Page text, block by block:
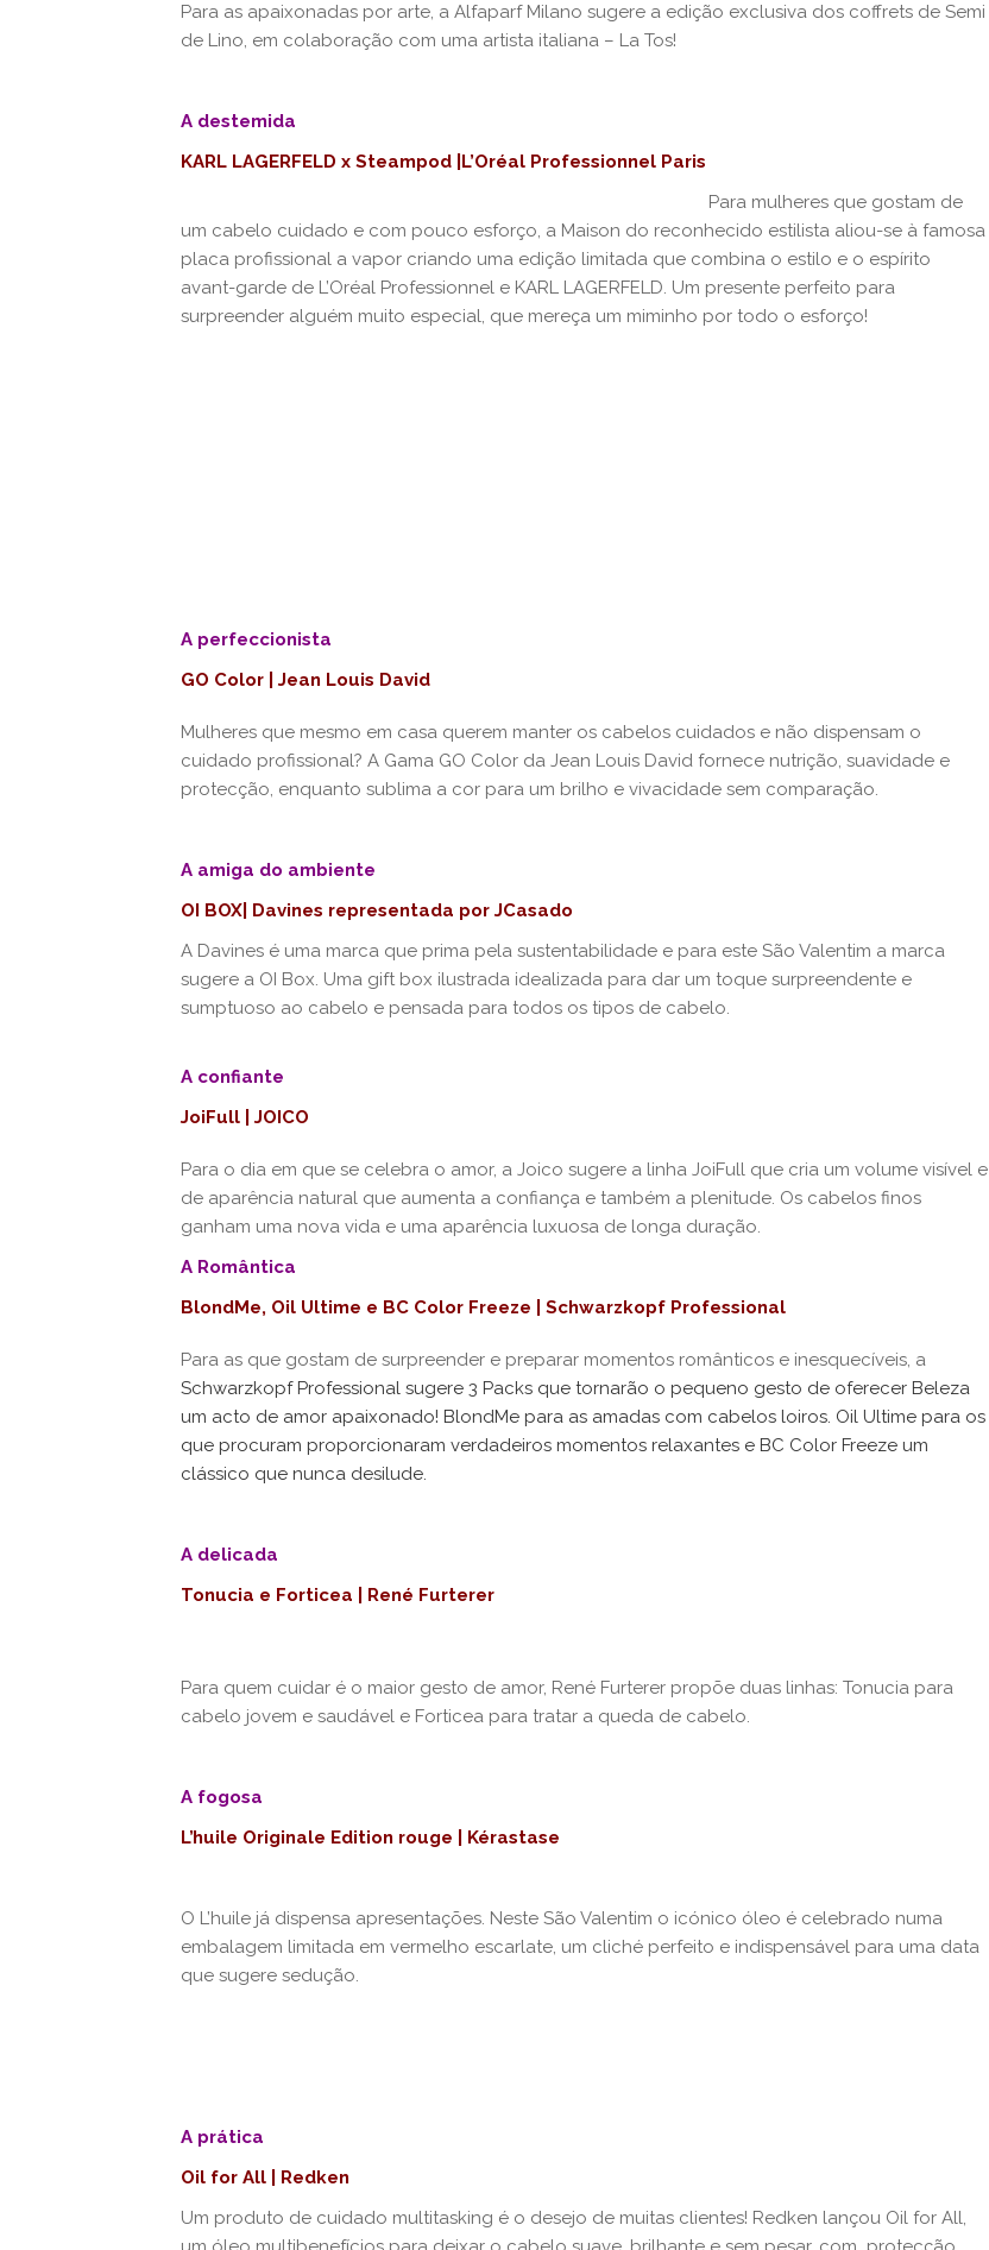
Para as apaixonadas por arte, a Alfaparf Milano sugere a edição exclusiva dos coffrets de Semi
de Lino, em colaboração com uma artista italiana – La Tos!
A destemida
KARL LAGERFELD x Steampod |L’Oréal Professionnel Paris
Para mulheres que gostam de
um cabelo cuidado e com pouco esforço, a Maison do reconhecido estilista aliou-se à famosa
placa profissional a vapor criando uma edição limitada que combina o estilo e o espírito
avant-garde de L’Oréal Professionnel e KARL LAGERFELD. Um presente perfeito para
surpreender alguém muito especial, que mereça um miminho por todo o esforço!
A perfeccionista
GO Color
| Jean Louis David
Mulheres que mesmo em casa querem manter os cabelos cuidados e não dispensam o
cuidado profissional? A Gama GO Color da Jean Louis David fornece nutrição, suavidade e
protecção, enquanto sublima a cor para um brilho e vivacidade sem comparação.
A amiga do ambiente
OI BOX| Davines representada por JCasado
A Davines é uma marca que prima pela sustentabilidade e para este São Valentim a marca
sugere a OI Box. Uma gift box ilustrada idealizada para dar um toque surpreendente e
sumptuoso ao cabelo e pensada para todos os tipos de cabelo.
A confiante
JoiFull | JOICO
Para o dia em que se celebra o amor, a Joico sugere a linha JoiFull que cria um volume visível e
de aparência natural que aumenta a confiança e também a plenitude. Os cabelos finos
ganham uma nova vida e uma aparência luxuosa de longa duração.
A Romântica
BlondMe, Oil Ultime e BC Color Freeze | Schwarzkopf Professional
Para as que gostam de surpreender e preparar momentos românticos e inesquecíveis, a
Schwarzkopf Professional sugere 3 Packs que tornarão o pequeno gesto de oferecer Beleza
um acto de amor apaixonado! BlondMe para as amadas com cabelos loiros. Oil Ultime para os
que procuram proporcionaram verdadeiros momentos relaxantes e BC Color Freeze um
clássico que nunca desilude.
A delicada
Tonucia e Forticea | René Furterer
Para quem cuidar é o maior gesto de amor, René Furterer propõe duas linhas: Tonucia para
cabelo jovem e saudável e Forticea para tratar a queda de cabelo.
A fogosa
L’huile Originale Edition rouge | Kérastase
O L’huile já dispensa apresentações. Neste São Valentim o icónico óleo é celebrado numa
embalagem limitada em vermelho escarlate, um cliché perfeito e indispensável para uma data
que sugere sedução.
A prática
Oil for All | Redken
Um produto de cuidado multitasking é o desejo de muitas clientes! Redken lançou Oil for All,